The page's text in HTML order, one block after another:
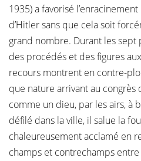
1935) a favorisé
d’Hitler sans que cela soit
grand nombre. Durant les
des procédés et des figures
recours montrent en contre-
que nature arrivant au
comme un dieu, par les airs, à
défilé dans la ville, il salue la
chaleureusement acclamé en
champs et contrechamps